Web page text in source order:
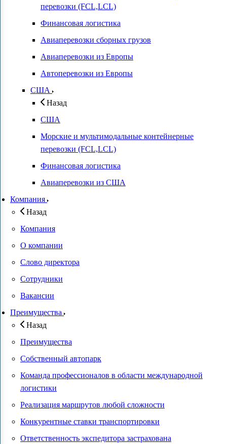
перевозки (FCL,LCL)
Финансовая логистика
Авиаперевозки сборных грузов
Авиаперевозки из Европы
Автоперевозки из Европы
США
Назад
США
Морские и мультимодальные контейнерные
перевозки (FCL,LCL)
Финансовая логистика
Авиаперевозки из США
Компания
Назад
Компания
О компании
Слово директора
Сотрудники
Вакансии
Преимущества
Назад
Преимущества
Собственный автопарк
Команда профессионалов в области международной
логистики
Реализация маршрутов любой сложности
Конкурентные ставки транспортировки
Ответственность экспедитора застрахована